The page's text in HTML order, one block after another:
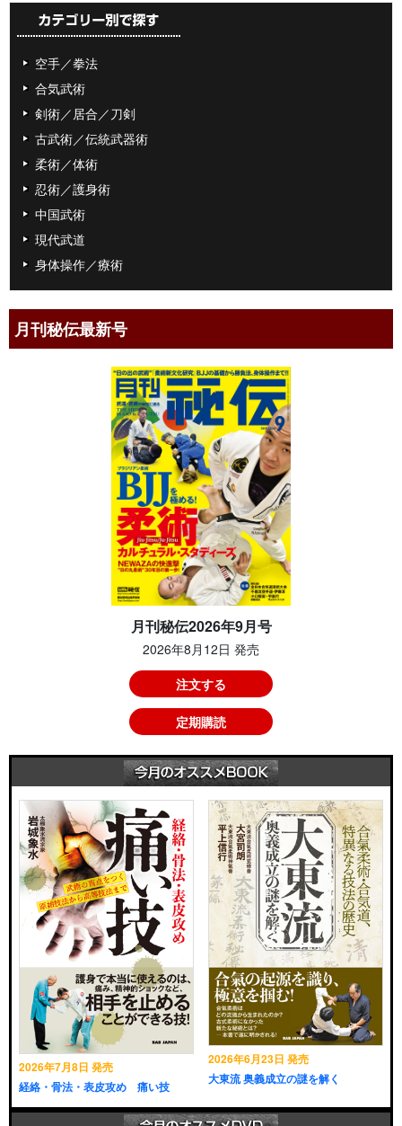
空手／拳法
合気武術
剣術／居合／刀剣
古武術／伝統武器術
柔術／体術
忍術／護身術
中国武術
現代武道
身体操作／療術
月刊秘伝最新号
月刊秘伝2026年9月号
2026年8月12日 発売
注文する
定期購読
2026年7月8日 発売
経絡・骨法・表皮攻め 痛い技
2026年6月23日 発売
大東流 奥義成立の謎を解く